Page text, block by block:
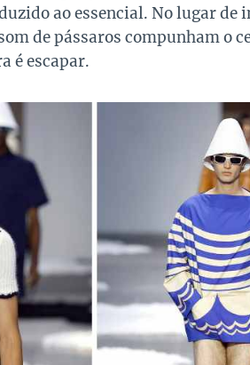
ao essencial. No lugar de
de pássaros compunham o
é escapar.